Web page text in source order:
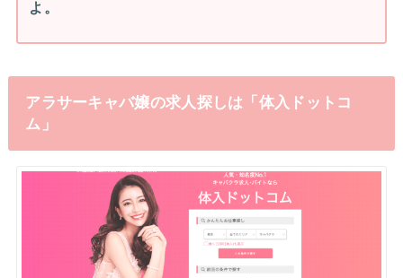
よ。
アラサーキャバ嬢の求人探しは「体入ドットコ
ム」